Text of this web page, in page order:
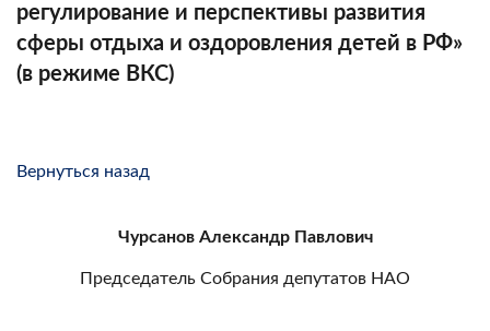
регулирование и перспективы развития
сферы отдыха и оздоровления детей в РФ»
(в режиме ВКС)
Вернуться назад
Чурсанов Александр Павлович
Председатель Собрания депутатов НАО